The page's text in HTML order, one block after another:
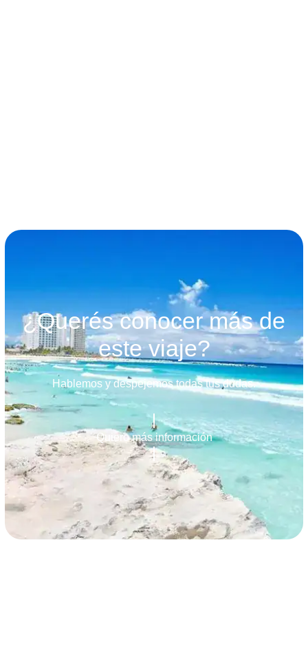
¿Querés conocer más de
este viaje?
Hablemos y despejemos todas tus dudas.
Quiero más información